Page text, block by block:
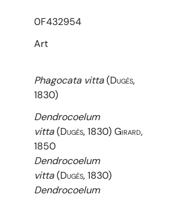
0F432954
Art
Phagocata vitta(Dugès,
1830)
Dendrocoelum
vitta(Dugès, 1830) Girard,
1850
Dendrocoelum
vitta(Dugès, 1830)
Dendrocoelum